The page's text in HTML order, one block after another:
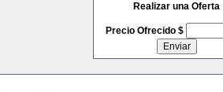
Realizar una Oferta
Precio Ofrecido $